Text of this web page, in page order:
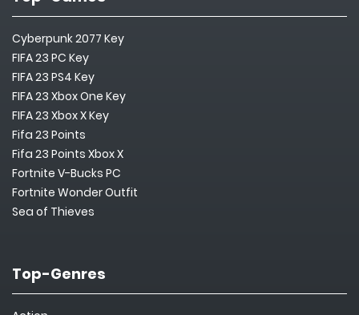
Cyberpunk 2077 Key
FIFA 23 PC Key
FIFA 23 PS4 Key
FIFA 23 Xbox One Key
FIFA 23 Xbox X Key
Fifa 23 Points
Fifa 23 Points Xbox X
Fortnite V-Bucks PC
Fortnite Wonder Outfit
Sea of Thieves
Top-Genres